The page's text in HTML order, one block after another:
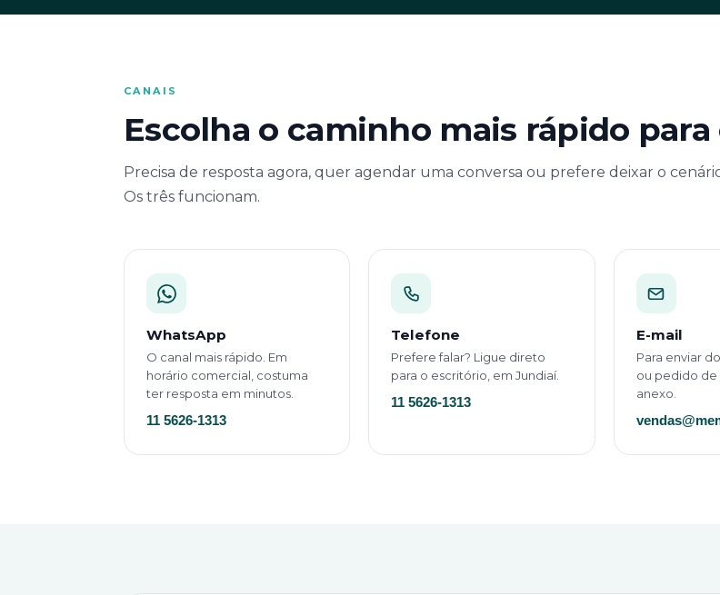
CANAIS
Escolha o caminho mais rápido para
Precisa de resposta agora, quer agendar uma conversa ou prefere deixar o
Os três funcionam.
WhatsApp
O canal mais rápido. Em
horário comercial, costuma
ter resposta em minutos.
11 5626-1313
Telefone
Prefere falar? Ligue direto
para o escritório, em Jundiaí.
11 5626-1313
E-mail
Para enviar
ou pedido
anexo.